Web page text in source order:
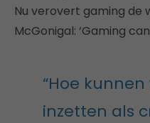
Nu verovert gaming de
McGonigal: ‘Gaming
“Hoe
inzetten als